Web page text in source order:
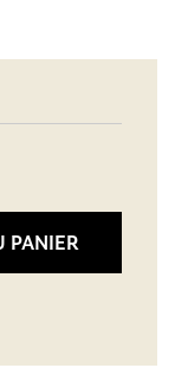
PANIER